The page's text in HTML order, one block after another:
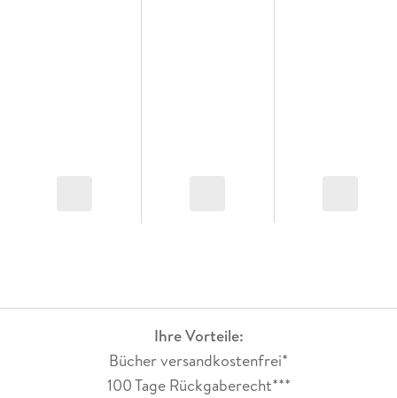
Ihre Vorteile:
Bücher versandkostenfrei*
100 Tage Rückgaberecht***